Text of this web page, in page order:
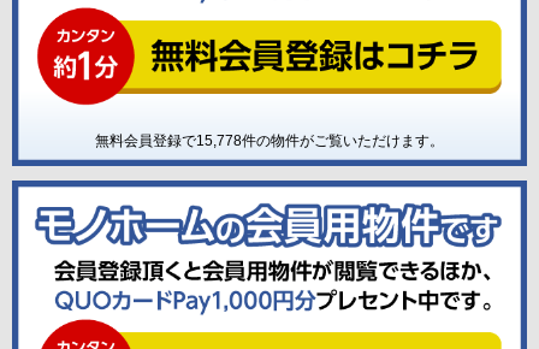
無料会員登録で15,778件の物件がご覧いただけます。